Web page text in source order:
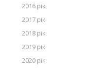
2016 рік
2017 рік
2018 рік
2019 рік
2020 рік